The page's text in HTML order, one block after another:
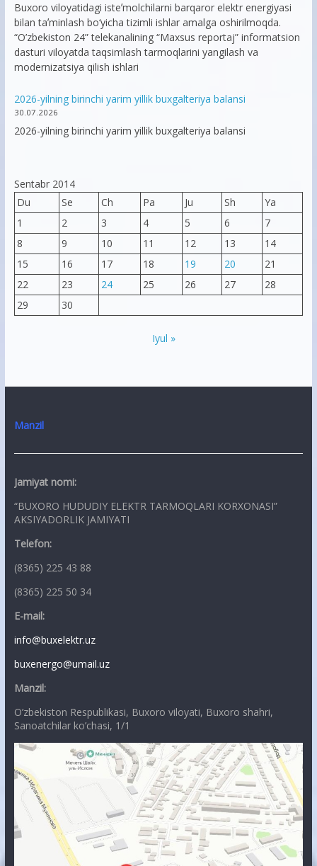
Buxoro viloyatidagi isteʼmolchilarni barqaror elektr energiyasi
bilan taʼminlash bo‘yicha tizimli ishlar amalga oshirilmoqda.
“O’zbekiston 24” telekanalining “Maxsus reportaj” informatsion
dasturi viloyatda taqsimlash tarmoqlarini yangilash va
modernizatsiya qilish ishlari
2026-yilning birinchi yarim yillik buxgalteriya balansi
30.07.2026
2026-yilning birinchi yarim yillik buxgalteriya balansi
Sentabr 2014
Du
Se Ch Pa Ju Sh
Ya
1
2 3 4 5 6
7
8
9 10 11 12 13
14
15
16 17 18 19 20
21
22
23 24 25 26 27
28
29
30
Iyul »
Manzil
Jamiyat nomi:
“BUXORO HUDUDIY ELEKTR TARMOQLARI KORXONASI”
AKSIYADORLIK JAMIYATI
Telefon:
(8365) 225 43 88
(8365) 225 50 34
E-mail:
info@buxelektr.uz
buxenergo@umail.uz
Manzil:
O’zbekiston Respublikasi, Buxoro viloyati, Buxoro shahri,
Sanoatchilar ko’chasi, 1/1